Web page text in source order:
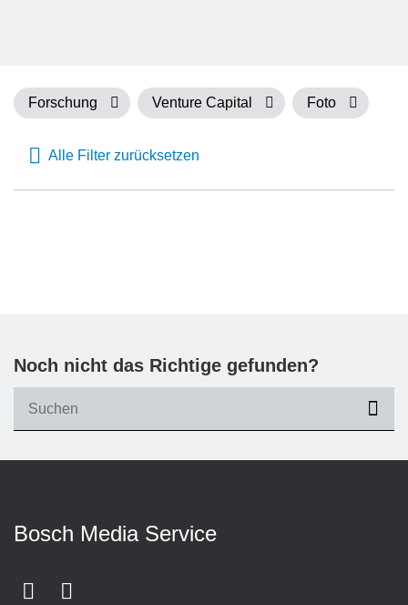
Forschung Venture Capital Foto
Alle Filter zurücksetzen
Noch nicht das Richtige gefunden?
Bosch Media Service